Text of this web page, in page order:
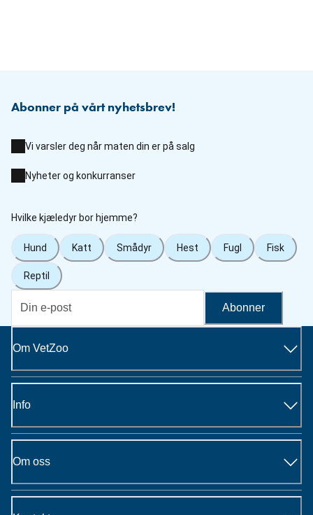
Abonner på vårt nyhetsbrev!
Vi varsler deg når maten din er på salg
Nyheter og konkurranser
Hvilke kjæledyr bor hjemme?
Hund Katt Smådyr Hest Fugl Fisk
Reptil
Abonner
Om VetZoo
Info
Om oss